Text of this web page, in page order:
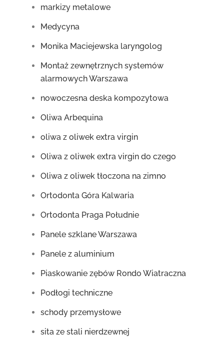
markizy metalowe
Medycyna
Monika Maciejewska laryngolog
Montaż zewnętrznych systemów
alarmowych Warszawa
nowoczesna deska kompozytowa
Oliwa Arbequina
oliwa z oliwek extra virgin
Oliwa z oliwek extra virgin do czego
Oliwa z oliwek tłoczona na zimno
Ortodonta Góra Kalwaria
Ortodonta Praga Południe
Panele szklane Warszawa
Panele z aluminium
Piaskowanie zębów Rondo Wiatraczna
Podłogi techniczne
schody przemysłowe
sita ze stali nierdzewnej